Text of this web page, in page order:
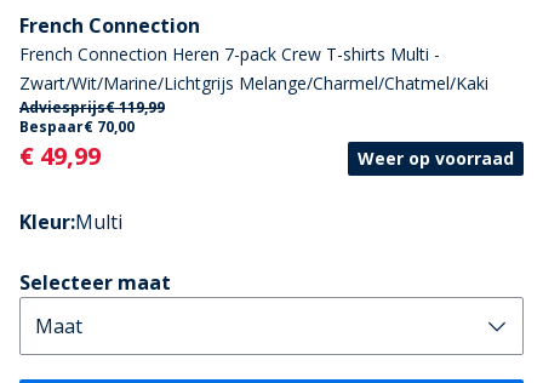
French Connection
French Connection Heren 7-pack Crew T-shirts Multi -
Zwart/Wit/Marine/Lichtgrijs Melange/Charmel/Chatmel/Kaki
Adviesprijs€ 119,99
Bespaar€ 70,00
Current
€ 49,99 Weer op voorraad
Kleur:Multi
Selecteer maat